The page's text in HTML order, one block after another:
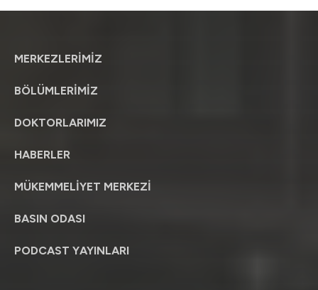
MERKEZLERİMİZ
BÖLÜMLERİMİZ
DOKTORLARIMIZ
HABERLER
MÜKEMMELİYET MERKEZİ
BASIN ODASI
PODCAST YAYINLARI